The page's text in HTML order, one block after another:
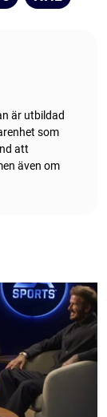
är utbildad
som
att
även om